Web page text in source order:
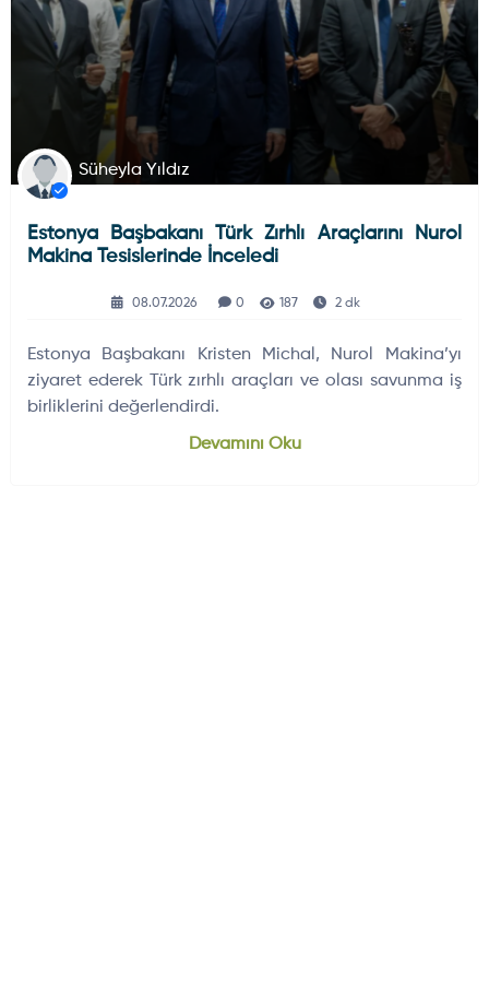
Süheyla Yıldız
Estonya Başbakanı Türk Zırhlı Araçlarını Nurol
Makina Tesislerinde İnceledi
08.07.2026 0 187 2 dk
Estonya Başbakanı Kristen Michal, Nurol Makina’yı
ziyaret ederek Türk zırhlı araçları ve olası savunma iş
birliklerini değerlendirdi.
Devamını Oku